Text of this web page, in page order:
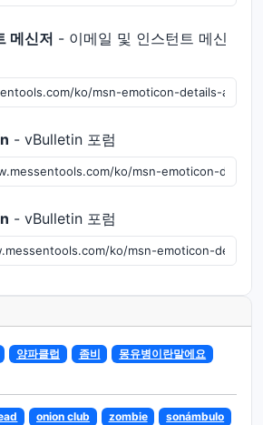
메신저 - 이메일 및 인스턴트 메신
- vBulletin 포럼
- vBulletin 포럼
양파클럽 좀비
몽유병이란말에요
onion club zombie
sonámbulo